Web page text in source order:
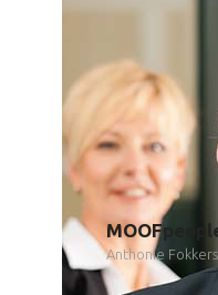
Anthonie